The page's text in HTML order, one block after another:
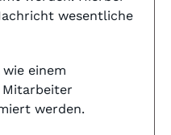
wesentliche
einem
werden.